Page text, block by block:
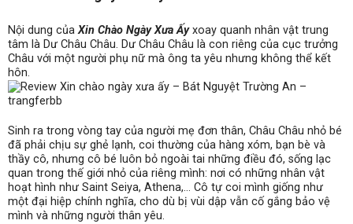
Nội dung củaXin Chào Ngày Xưa Ấyxoay quanh nhân vật trung
tâm là Dư Châu Châu. Dư Châu Châu là con riêng của cục trưởng
Châu với một người phụ nữ mà ông ta yêu nhưng không thể kết
hôn.
Sinh ra trong vòng tay của người mẹ đơn thân, Châu Châu nhỏ bé
đã phải chịu sự ghẻ lạnh, coi thường của hàng xóm, bạn bè và
thầy cô, nhưng cô bé luôn bỏ ngoài tai những điều đó, sống lạc
quan trong thế giới nhỏ của riêng mình: nơi có những nhân vật
hoạt hình như Saint Seiya, Athena,… Cô tự coi mình giống như
một đại hiệp chính nghĩa, cho dù bị vùi dập vẫn cố gắng bảo vệ
mình và những người thân yêu.